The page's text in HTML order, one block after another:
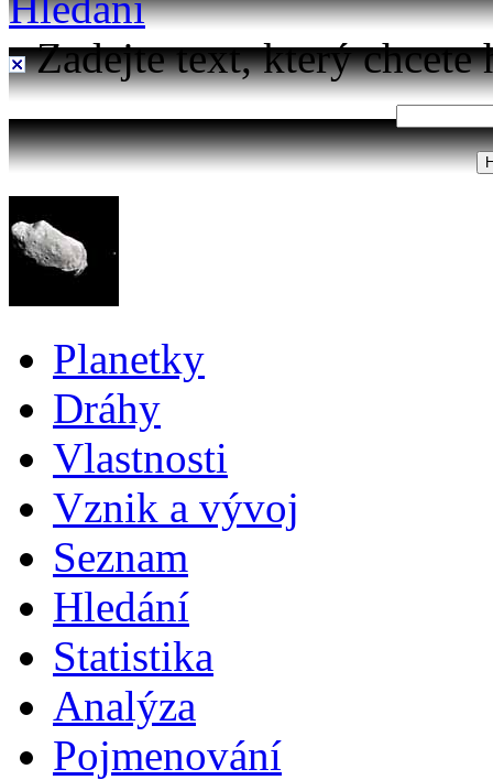
Zadejte text, který chcete
Planetky
Dráhy
Vlastnosti
Vznik a vývoj
Seznam
Hledání
Statistika
Analýza
Pojmenování